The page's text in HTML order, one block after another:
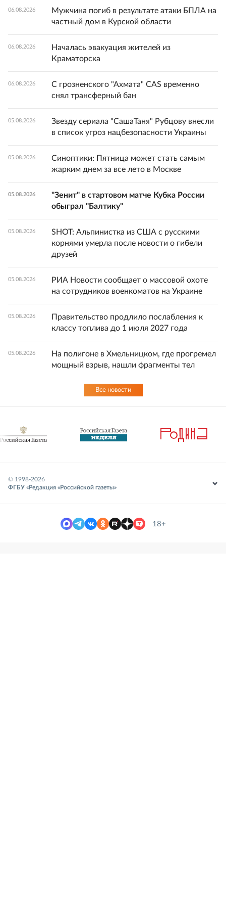
06.08.2026
Мужчина погиб в результате атаки БПЛА на
частный дом в Курской области
06.08.2026
Началась эвакуация жителей из
Краматорска
06.08.2026
С грозненского "Ахмата" CAS временно
снял трансферный бан
05.08.2026
Звезду сериала "СашаТаня" Рубцову внесли
в список угроз нацбезопасности Украины
05.08.2026
Синоптики: Пятница может стать самым
жарким днем за все лето в Москве
05.08.2026
"Зенит" в стартовом матче Кубка России
обыграл "Балтику"
05.08.2026
SHOT: Альпинистка из США с русскими
корнями умерла после новости о гибели
друзей
05.08.2026
РИА Новости сообщает о массовой охоте
на сотрудников военкоматов на Украине
05.08.2026
Правительство продлило послабления к
классу топлива до 1 июля 2027 года
05.08.2026
На полигоне в Хмельницком, где прогремел
мощный взрыв, нашли фрагменты тел
Все новости
© 1998-2026
ФГБУ «Редакция «Российской газеты»
18+